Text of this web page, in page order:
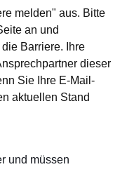
melden" aus. Bitte
an und
Barriere. Ihre
dieser
Sie Ihre E-Mail-
aktuellen Stand
und müssen